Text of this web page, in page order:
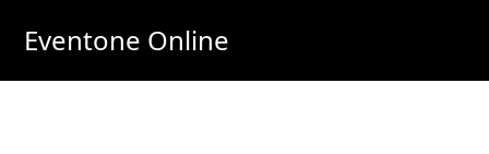
main
primary
Eventone Online